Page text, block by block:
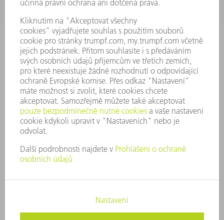
VÝROČNÍ ZPRÁVA
ZÁSADY SPOLEČNOSTI
SHODA
SYSTÉM UPOZORŇOVAČŮ
SECURITY
TISKOVÉ ZPRÁVY
MAGAZÍN
UDRŽITELNOST
ŽIVOTNÍ PROSTŘEDÍ & KLIMA
SOCIÁLNÍ TÉMA & SPOLEČNOST
VEDENÍ FIRMY
OCHRANA DAT
AUTORSKÉ A ZNÁMKOVÉ PRÁVO